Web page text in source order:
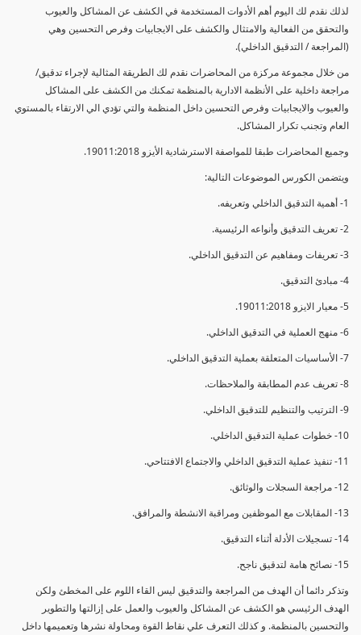
لذلك نقدم لك اليوم أهم الأدوات المستخدمة في الكشف عن المشاكل والعيوب
والتحقق من الفعالية والامتثال والكشف على الايجابيات وفرص التحسين وهي
(المراجعة / التدقيق الداخلي).
من خلال مجموعة مركزة من المحاضرات نقدم لك الطريقة المثالية لإجراء تدقيق/
مراجعة داخلية على الأنظمة الادارية بالمنظمة تمكنك من الكشف على المشاكل
والعيوب والايجابيات وفرص التحسين داخل المنظمة والتي تؤدي الي الارتقاء بالمستوي
العام وتجنب تكرار المشاكل.
وجميع المحاضرات طبقا للمواصفة الاسترشادية الأيزو 19011:2018.
ويتضمن الكورس الموضوعات التالية:
1- أهمية التدقيق الداخلي وتعريفه.
2- تعريف التدقيق وأنواعه الرئيسية.
3- تعريفات ومفاهيم عن التدقيق الداخلي.
4- مبادئ التدقيق.
5- معيار الايزو 19011:2018.
6- منهج العملية في التدقيق الداخلي.
7- الأساسيات المتعلقة بعملية التدقيق الداخلي.
8- تعريف عدم المطابقة والملاحظات.
9- الترتيب والتنظيم للتدقيق الداخلي.
10- خطوات عملية التدقيق الداخلي.
11- تنفيذ عملية التدقيق الداخلي والاجتماع الافتتاحي.
12- مراجعة السجلات والوثائق.
13- المقابلات مع الموظفين ومراقبة الانشطة والمرافق.
14- تسجيلات الأدلة أثناء التدقيق.
15- نصائح هامة لتدقيق ناجح.
وتذكر دائما أن الهدف من المراجعة والتدقيق ليس القاء اللوم على المخطئ ولكن
الهدف الرئيسي هو الكشف عن المشاكل والعيوب والعمل على إزالتها والتطوير
والتحسين بالمنظمة. و كذلك التعرف علي نقاط القوة ومحاولة نشرها وتعميمها داخل